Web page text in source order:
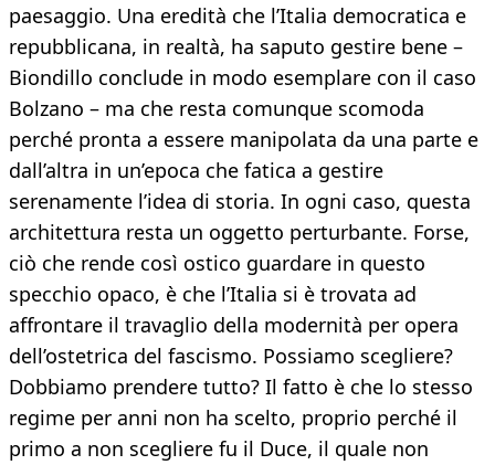
paesaggio. Una eredità che l’Italia democratica e
repubblicana, in realtà, ha saputo gestire bene –
Biondillo conclude in modo esemplare con il caso
Bolzano – ma che resta comunque scomoda
perché pronta a essere manipolata da una parte e
dall’altra in un’epoca che fatica a gestire
serenamente l’idea di storia. In ogni caso, questa
architettura resta un oggetto perturbante. Forse,
ciò che rende così ostico guardare in questo
specchio opaco, è che l’Italia si è trovata ad
affrontare il travaglio della modernità per opera
dell’ostetrica del fascismo. Possiamo scegliere?
Dobbiamo prendere tutto? Il fatto è che lo stesso
regime per anni non ha scelto, proprio perché il
primo a non scegliere fu il Duce, il quale non